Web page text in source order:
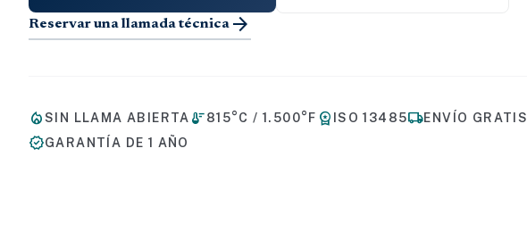
Reservar una llamada técnica arrow_forward
local_fire_departmentSIN LLAMA ABIERTA thermostat815°C / 1.500°F workspace_premium ISO 13485local_shippingENVÍO GRATIS
verifiedGARANTÍA DE 1 AÑO